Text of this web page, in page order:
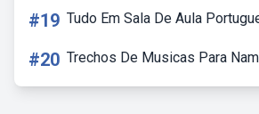
#19 Tudo Em Sala De Aula
#20 Trechos De Musicas Para